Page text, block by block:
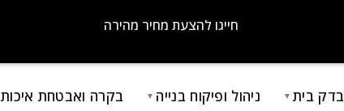
חייגו להצעת מחיר מהירה
בדק בית ▼ ניהול ופיקוח בנייה ▼ בקרה ואבטחת איכות